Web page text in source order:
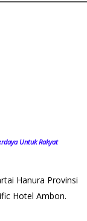
Untuk Rakyat
Hanura Provinsi
Hotel Ambon.